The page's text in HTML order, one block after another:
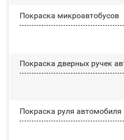
Покраска микроавтобусов
Покраска дверных ручек
Покраска руля автомобиля